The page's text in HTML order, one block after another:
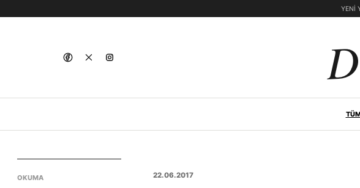
YENI
OKUMA 22.06.2017